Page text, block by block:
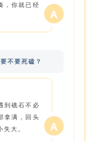
，你就已经
A
不要死磕？
到礁石不必
拿满，回头
大。
A